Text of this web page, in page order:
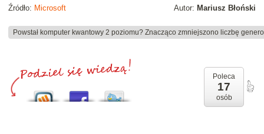
Autor: Mariusz Błoński
Źródło: Microsoft
Powstał komputer kwantowy 2 poziomu? Znacząco zmniejszono liczbę
Poleca
17
osób